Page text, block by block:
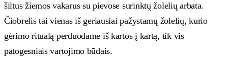
šiltus žiemos vakarus su pievose surinktų žolelių arbata.
Čiobrelis tai vienas iš geriausiai pažystamų žolelių, kurio
gėrimo ritualą perduodame iš kartos į kartą, tik vis
patogesniais vartojimo būdais.